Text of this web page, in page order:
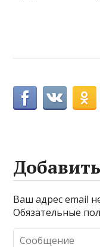
Ваш адрес email
Обязательные